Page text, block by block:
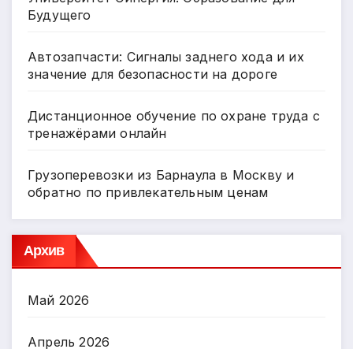
Будущего
Автозапчасти: Сигналы заднего хода и их
значение для безопасности на дороге
Дистанционное обучение по охране труда с
тренажёрами онлайн
Грузоперевозки из Барнаула в Москву и
обратно по привлекательным ценам
Архив
Май 2026
Апрель 2026